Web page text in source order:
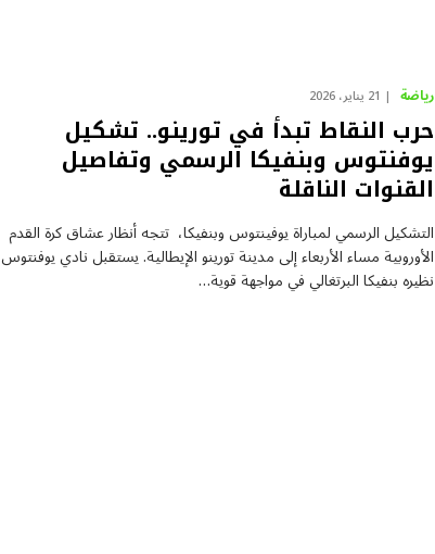
رياضة 21 يناير، 2026
حرب النقاط تبدأ في تورينو.. تشكيل
يوفنتوس وبنفيكا الرسمي وتفاصيل
القنوات الناقلة
التشكيل الرسمي لمباراة يوفينتوس وبنفيكا، تتجه أنظار عشاق كرة القدم
الأوروبية مساء الأربعاء إلى مدينة تورينو الإيطالية. يستقبل نادي يوفنتوس
نظيره بنفيكا البرتغالي في مواجهة قوية…